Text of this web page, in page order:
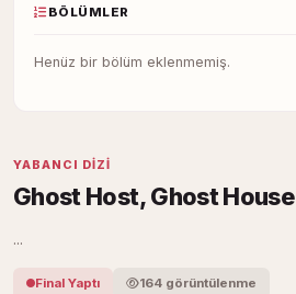
BÖLÜMLER
Henüz bir bölüm eklenmemiş.
YABANCI DIZI
Ghost Host, Ghost House
...
Final Yaptı 164 görüntülenme